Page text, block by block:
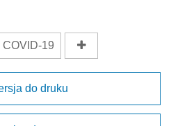
COVID-19
do druku